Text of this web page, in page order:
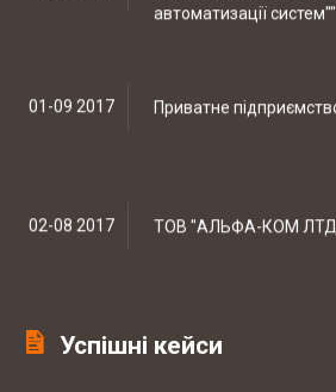
автоматизації систем""
01-09 2017 Приватне
02-08 2017 ТОВ "АЛЬФА-КОМ
12-07 2017
Інтернет магазин
Успішні кейси
судові змагання з медіа